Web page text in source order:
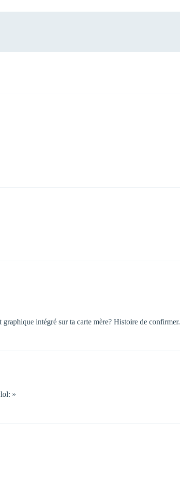
intégré sur ta carte mère? Histoire de confirmer.
»